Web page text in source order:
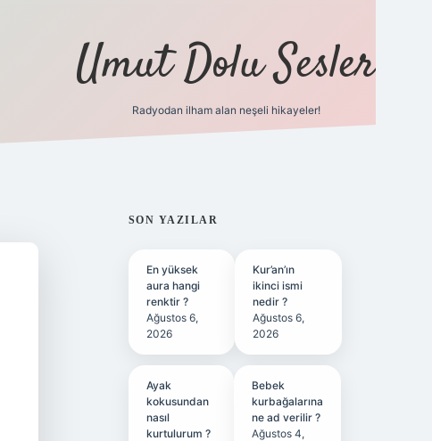
Umut Dolu Sesler
Radyodan ilham alan neşeli hikayeler!
SIDEBAR
SON YAZILAR
En yüksek
aura hangi
renktir ?
Ağustos 6,
2026
Kur’an’ın
ikinci ismi
nedir ?
Ağustos 6,
2026
Ayak
kokusundan
nasıl
kurtulurum ?
Bebek
kurbağalarına
ne ad verilir ?
Ağustos 4,